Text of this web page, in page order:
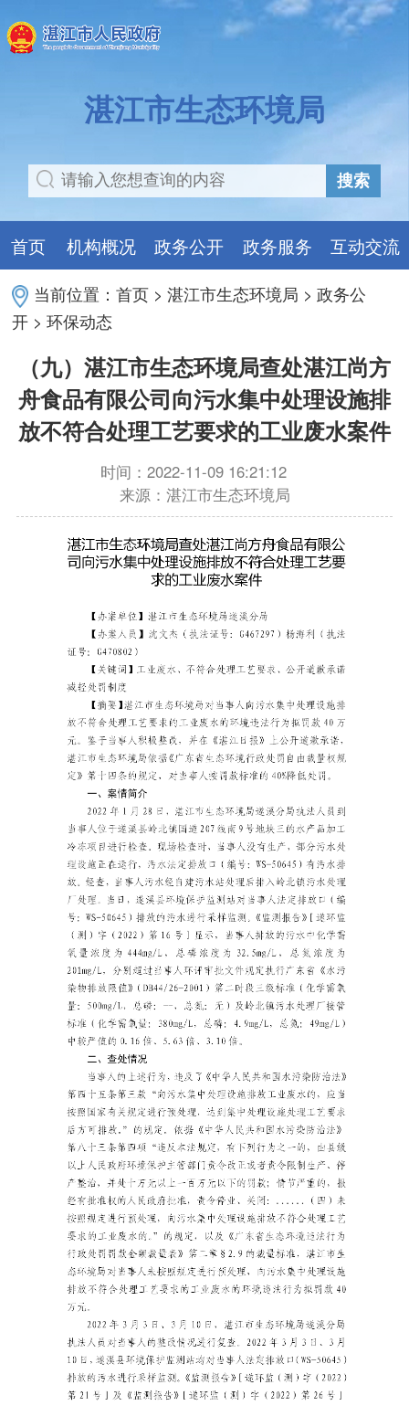
湛江市生态环境局
搜索
首页 机构概况 政务公开 政务服务 互动交流
当前位置：首页 >湛江市生态环境局 >政务公
开 >环保动态
（九）湛江市生态环境局查处湛江尚方
舟食品有限公司向污水集中处理设施排
放不符合处理工艺要求的工业废水案件
时间：2022-11-09 16:21:12
来源：湛江市生态环境局